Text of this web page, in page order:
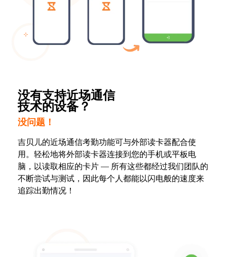
没有支持近场通信
技术的设备？
没问题！
吉贝儿的近场通信考勤功能可与外部读卡器配合使
用。轻松地将外部读卡器连接到您的手机或平板电
脑，以读取相应的卡片 — 所有这些都经过我们团队的
不断尝试与测试，因此每个人都能以闪电般的速度来
追踪出勤情况！